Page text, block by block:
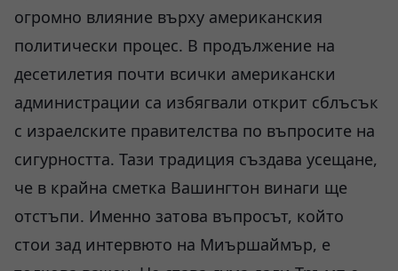
огромно влияние върху американския
политически процес. В продължение на
десетилетия почти всички американски
администрации са избягвали открит сблъсък
с израелските правителства по въпросите на
сигурността. Тази традиция създава усещане,
че в крайна сметка Вашингтон винаги ще
отстъпи. Именно затова въпросът, който
стои зад интервюто на Миършаймър, е